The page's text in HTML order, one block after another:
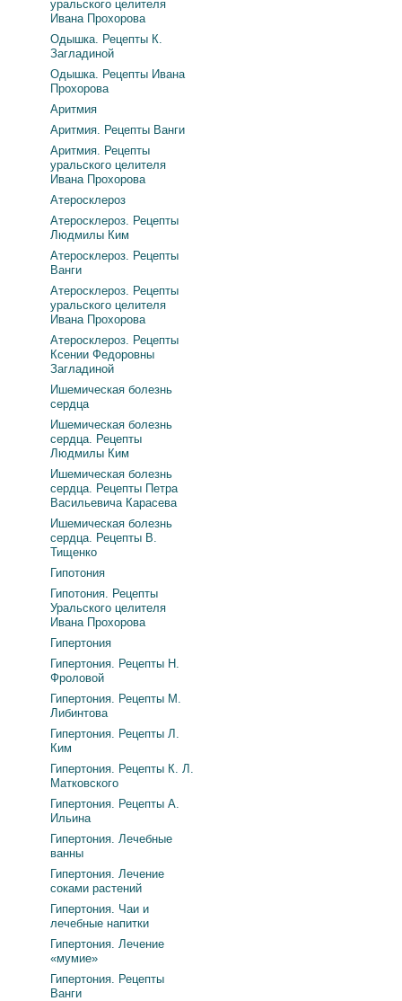
уральского целителя
Ивана Прохорова
Одышка. Рецепты К.
Загладиной
Одышка. Рецепты Ивана
Прохорова
Аритмия
Аритмия. Рецепты Ванги
Аритмия. Рецепты
уральского целителя
Ивана Прохорова
Атеросклероз
Атеросклероз. Рецепты
Людмилы Ким
Атеросклероз. Рецепты
Ванги
Атеросклероз. Рецепты
уральского целителя
Ивана Прохорова
Атеросклероз. Рецепты
Ксении Федоровны
Загладиной
Ишемическая болезнь
сердца
Ишемическая болезнь
сердца. Рецепты
Людмилы Ким
Ишемическая болезнь
сердца. Рецепты Петра
Васильевича Карасева
Ишемическая болезнь
сердца. Рецепты В.
Тищенко
Гипотония
Гипотония. Рецепты
Уральского целителя
Ивана Прохорова
Гипертония
Гипертония. Рецепты Н.
Фроловой
Гипертония. Рецепты М.
Либинтова
Гипертония. Рецепты Л.
Ким
Гипертония. Рецепты К. Л.
Матковского
Гипертония. Рецепты А.
Ильина
Гипертония. Лечебные
ванны
Гипертония. Лечение
соками растений
Гипертония. Чаи и
лечебные напитки
Гипертония. Лечение
«мумие»
Гипертония. Рецепты
Ванги